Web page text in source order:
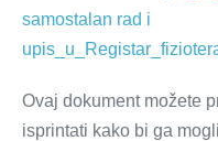
samostalan rad i
Ovaj dokument možete
isprintati kako bi ga